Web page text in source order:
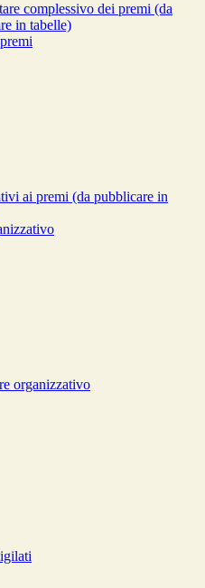
complessivo dei premi (da
in tabelle)
ai premi (da pubblicare in
organizzativo